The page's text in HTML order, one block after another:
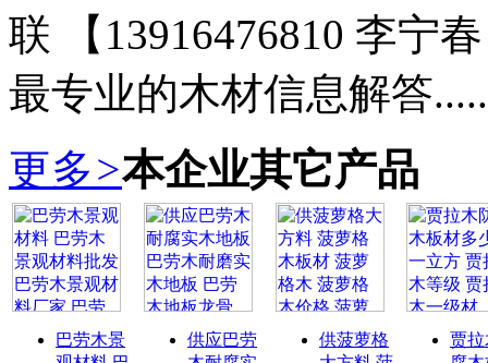
联 【13916476810 李宁
最专业的木材信息解答
更多>本企业其它产品
巴劳木景
供应巴劳
供菠萝格
贾